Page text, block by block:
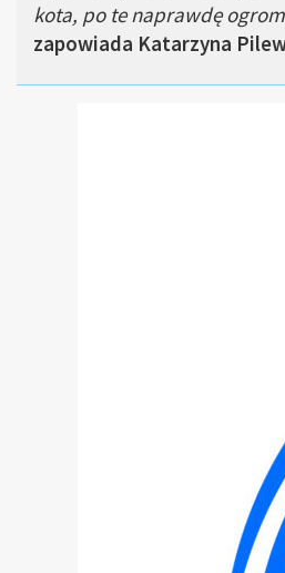
kota, po te naprawdę
zapowiada Katarzyna